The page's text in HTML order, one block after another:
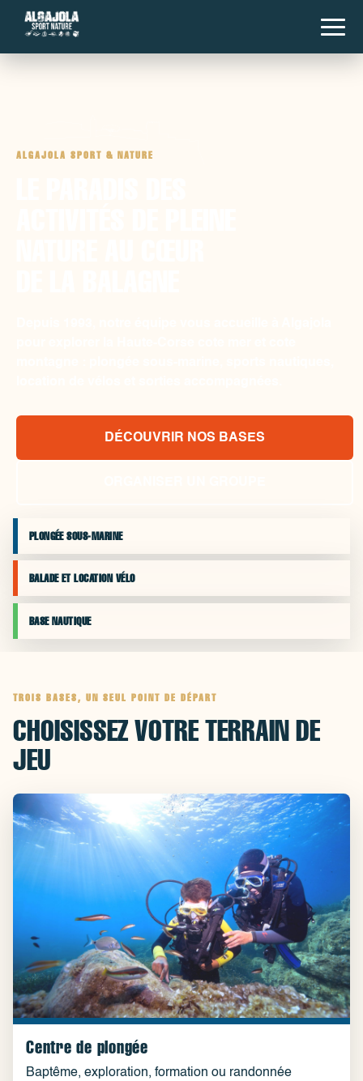
ALGAJOLA SPORT & NATURE
DÉCOUVRIR NOS BASES
PLONGÉE SOUS-MARINE
BALADE ET LOCATION VÉLO
BASE NAUTIQUE
TROIS BASES, UN SEUL POINT DE DÉPART
CHOISISSEZ VOTRE TERRAIN DE
JEU
Centre de plongée
Baptême, exploration, formation ou randonnée